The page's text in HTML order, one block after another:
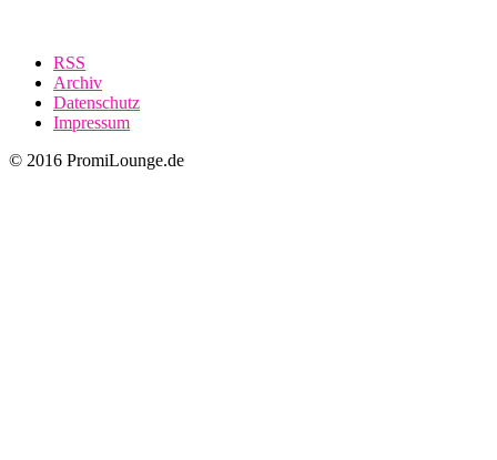
RSS
Archiv
Datenschutz
Impressum
© 2016 PromiLounge.de